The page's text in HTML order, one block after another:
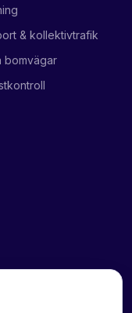
& kollektivtrafik
bomvägar